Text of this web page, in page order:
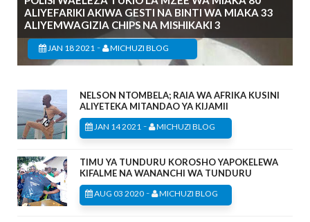
ALIYEFARIKI AKIWA GESTI NA BINTI WA MIAKA 33
ALIYEMWAGIZIA CHIPS NA MISHIKAKI 3
JAN 18 2021 - MICHUZI BLOG
NELSON NTOMBELA; RAIA WA AFRIKA KUSINI
ALIYETEKA MITANDAO YA KIJAMII
JAN 14 2021 - MICHUZI BLOG
TIMU YA TUNDURU KOROSHO YAPOKELEWA
KIFALME NA WANANCHI WA TUNDURU
AUG 03 2020 - MICHUZI BLOG